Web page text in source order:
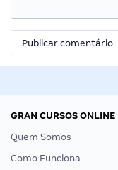
GRAN CURSOS ONLINE
Quem Somos
Como Funciona